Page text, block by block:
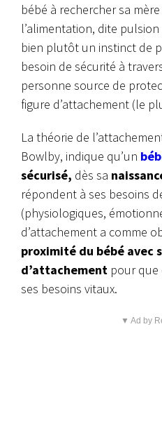
bébé à rechercher sa
l’alimentation, dite
bien plutôt un instinct de
besoin de sécurité à
personne source de
figure d’attachement (le
La théorie de
Bowlby, indique qu’un
sécurisé, dès sa
répondent à ses besoins
(physiologiques,
d’attachement a comme
proximité du bébé avec
d’attachement pour que
ses besoins vitaux.
▼ Ad by